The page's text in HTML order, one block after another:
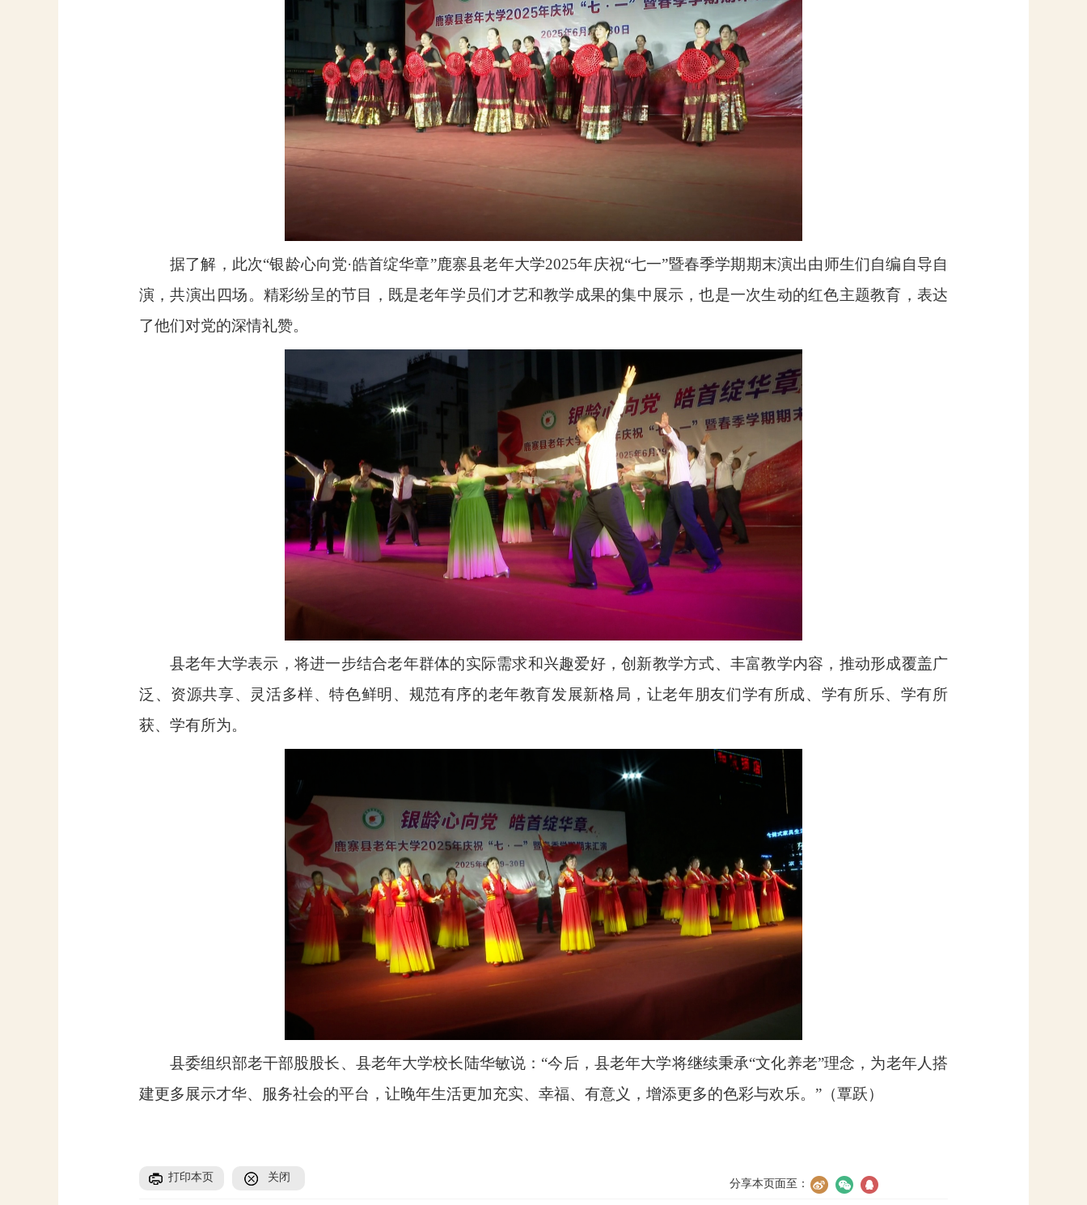
据了解，此次“银龄心向党·皓首绽华章”鹿寨县老年大学2025年庆祝“七一”暨春季学期期末演出由师生们自编自导自
演，共演出四场。精彩纷呈的节目，既是老年学员们才艺和教学成果的集中展示，也是一次生动的红色主题教育，表达
了他们对党的深情礼赞。
县老年大学表示，将进一步结合老年群体的实际需求和兴趣爱好，创新教学方式、丰富教学内容，推动形成覆盖广
泛、资源共享、灵活多样、特色鲜明、规范有序的老年教育发展新格局，让老年朋友们学有所成、学有所乐、学有所
获、学有所为。
县委组织部老干部股股长、县老年大学校长陆华敏说：“今后，县老年大学将继续秉承“文化养老”理念，为老年人搭
建更多展示才华、服务社会的平台，让晚年生活更加充实、幸福、有意义，增添更多的色彩与欢乐。”（覃跃）
打印本页 关闭
分享本页面至：